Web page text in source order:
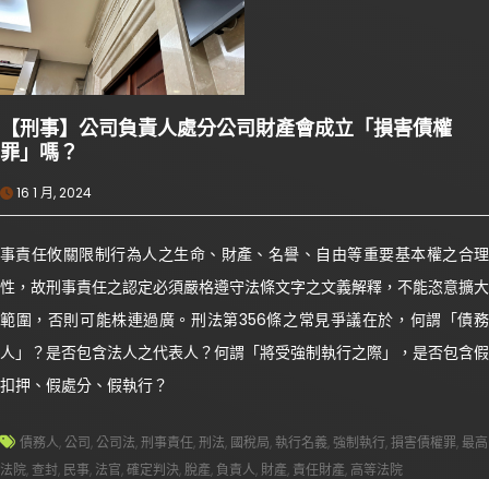
【刑事】公司負責人處分公司財產會成立「損害債權
罪」嗎？
16 1 月, 2024
事責任攸關限制行為人之生命、財產、名譽、自由等重要基本權之合理
性，故刑事責任之認定必須嚴格遵守法條文字之文義解釋，不能恣意擴大
範圍，否則可能株連過廣。刑法第356條之常見爭議在於，何謂「債務
人」？是否包含法人之代表人？何謂「將受強制執行之際」，是否包含假
扣押、假處分、假執行？
債務人, 公司, 公司法,刑事責任,刑法, 國稅局,執行名義, 強制執行,損害債權罪,最高
法院, 查封, 民事, 法官,確定判決,脫產, 負責人, 財產, 責任財產, 高等法院